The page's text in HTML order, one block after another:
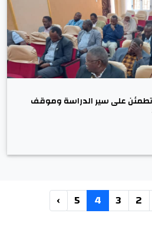
على سير الدراسة وموقف
2
3
4
5
›